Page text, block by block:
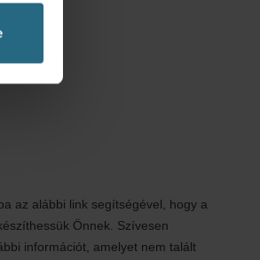
az alábbi link segítségével, hogy a
Önnek. Szívesen
információt, amelyet nem talált